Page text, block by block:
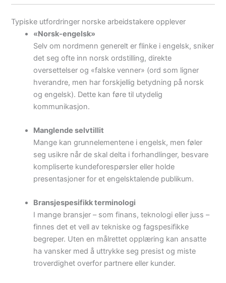
Typiske utfordringer norske arbeidstakere opplever
«Norsk-engelsk»
Selv om nordmenn generelt er flinke i engelsk, sniker
det seg ofte inn norsk ordstilling, direkte
oversettelser og «falske venner» (ord som ligner
hverandre, men har forskjellig betydning på norsk
og engelsk). Dette kan føre til utydelig
kommunikasjon.
Manglende selv­tillit
Mange kan grunnelementene i engelsk, men føler
seg usikre når de skal delta i forhandlinger, besvare
kompliserte kundeforespørsler eller holde
presentasjoner for et engelsktalende publikum.
Bransjespesifikk terminologi
I mange bransjer – som finans, teknologi eller juss –
finnes det et vell av tekniske og fagspesifikke
begreper. Uten en målrettet opplæring kan ansatte
ha vansker med å uttrykke seg presist og miste
troverdighet overfor partnere eller kunder.